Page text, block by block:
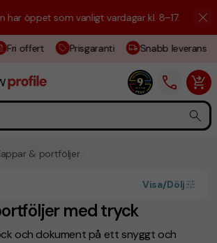
som vanligt vardagar kl. 8–17. ☀️ Vi är här
offert Prisgaranti Snabb leverans
& portföljer
med tryck
och dokument på ett snyggt och
Visa/Dölj